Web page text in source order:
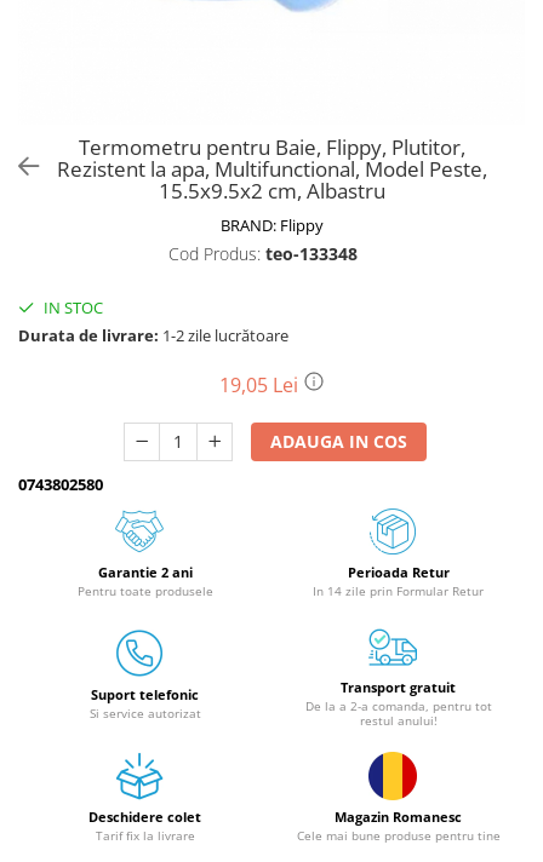
Motoburghie si accesorii
Accesorii motoburghie
Drujbe, fierastraie electrice
Drujbe cu acumulator
Unelte electrice busteni
Mori cereale si batoze porumb
Batoze - mori desfacat porumb
Granulatoare
Mori pentru cereale
Mori pentru furaje
Mori pentru furaje si resturi
Piese si accesorii mori
Tocatoare furaje si crengi
Tocatoare furaje
Termometru pentru Baie, Flippy, Plutitor,
Rezistent la apa, Multifunctional, Model Peste,
15.5x9.5x2 cm, Albastru
BRAND: Flippy
Cod Produs: teo-133348
IN STOC
Durata de livrare: 1-2 zile lucrătoare
19,05 Lei
ADAUGA IN COS
0743802580
Garantie 2 ani
Pentru toate produsele
Perioada Retur
In 14 zile prin Formular Retur
Suport telefonic
Si service autorizat
Transport gratuit
De la a 2-a comanda, pentru tot
restul anului!
Deschidere colet
Tarif fix la livrare
Magazin Romanesc
Cele mai bune produse pentru tine